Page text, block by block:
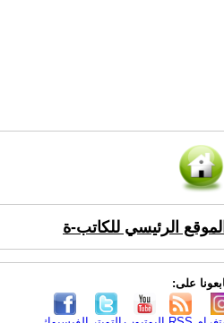
الموقع الرئيسي للكاتب-ة
على: